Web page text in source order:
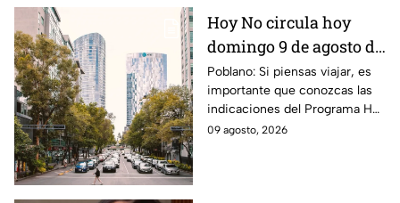
Hoy No circula hoy
domingo 9 de agosto de
2026: ¿Qué autos no
transitan en la CDMX y
EdoMex?
Poblano: Si piensas viajar, es
importante que conozcas las
indicaciones del Programa Hoy
No Circula HOY domingo 9 de
09 agosto, 2026